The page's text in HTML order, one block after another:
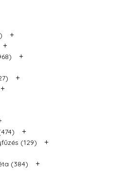
+
+
+
+
+
+
(129) +
(384) +